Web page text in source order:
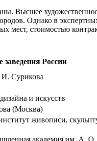
Однако в
стоимостью
России
И. Сурикова
и искусств
(Москва)
живописи,
академия им. А.